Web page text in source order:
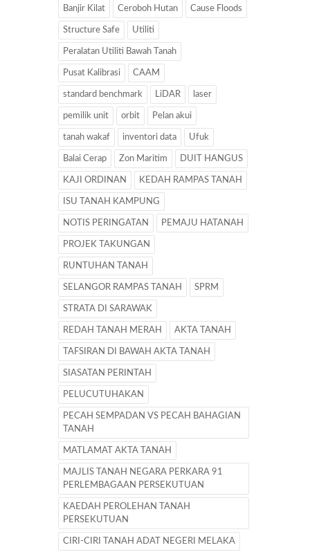
Banjir Kilat Ceroboh Hutan Cause Floods
Structure Safe Utiliti
Peralatan Utiliti Bawah Tanah
Pusat Kalibrasi CAAM
standard benchmark LiDAR laser
pemilik unit orbit Pelan akui
tanah wakaf inventori data Ufuk
Balai Cerap Zon Maritim DUIT HANGUS
KAJI ORDINAN KEDAH RAMPAS TANAH
ISU TANAH KAMPUNG
NOTIS PERINGATAN PEMAJU HATANAH
PROJEK TAKUNGAN
RUNTUHAN TANAH
SELANGOR RAMPAS TANAH SPRM
STRATA DI SARAWAK
REDAH TANAH MERAH AKTA TANAH
TAFSIRAN DI BAWAH AKTA TANAH
SIASATAN PERINTAH
PELUCUTUHAKAN
PECAH SEMPADAN VS PECAH BAHAGIAN
TANAH
MATLAMAT AKTA TANAH
MAJLIS TANAH NEGARA PERKARA 91
PERLEMBAGAAN PERSEKUTUAN
KAEDAH PEROLEHAN TANAH
PERSEKUTUAN
CIRI-CIRI TANAH ADAT NEGERI MELAKA